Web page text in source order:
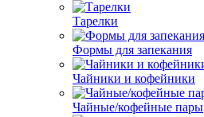
Тарелки
Формы для запекания
Чайники и кофейники
Чайные/кофейные пары